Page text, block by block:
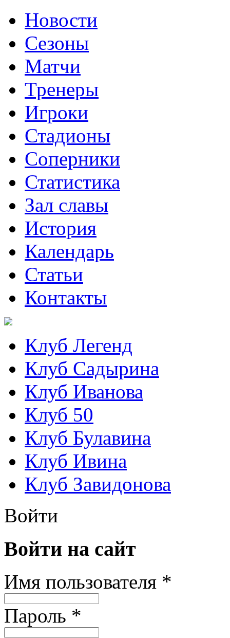
Новости
Сезоны
Матчи
Тренеры
Игроки
Стадионы
Соперники
Статистика
Зал славы
История
Календарь
Статьи
Контакты
Клуб Легенд
Клуб Садырина
Клуб Иванова
Клуб 50
Клуб Булавина
Клуб Ивина
Клуб Завидонова
Войти
Войти на сайт
Имя пользователя *
Пароль *